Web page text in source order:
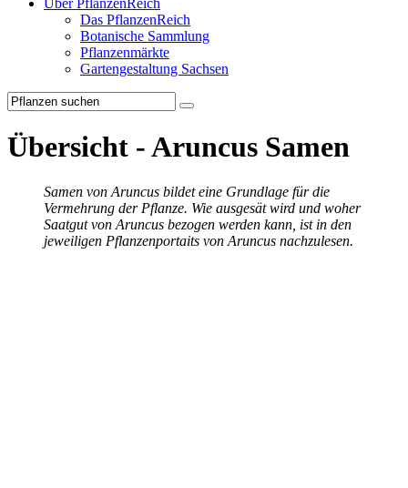
Über PflanzenReich
Das PflanzenReich
Botanische Sammlung
Pflanzenmärkte
Gartengestaltung Sachsen
Übersicht - Aruncus Samen
Samen von Aruncus bildet eine Grundlage für die
Vermehrung der Pflanze. Wie ausgesät wird und woher
Saatgut von Aruncus bezogen werden kann, ist in den
jeweiligen Pflanzenportaits von Aruncus nachzulesen.